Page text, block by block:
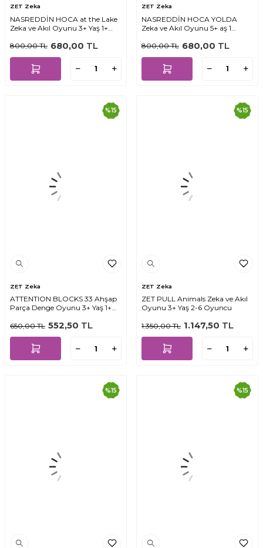
ZET Zeka
NASREDDİN HOCA at the Lake
Zeka ve Akıl Oyunu 3+ Yaş 1+
800,00TL 680,00 TL
ZET Zeka
NASREDDİN HOCA YOLDA
Zeka ve Akıl Oyunu 5+ aş 1
800,00TL 680,00 TL
%15
ZET Zeka
ATTENTION BLOCKS 33 Ahşap
Parça Denge Oyunu 3+ Yaş 1+
650,00TL 552,50 TL
%15
ZET Zeka
ZET PULL Animals Zeka ve Akıl
Oyunu 3+ Yaş 2-6 Oyuncu
1.350,00TL 1.147,50 TL
%15 %15